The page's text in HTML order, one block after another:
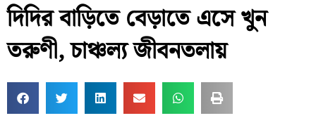
ফুল চাষ ফল চাষ মাছ চাষউত্তর ২৪ পরগনা
দিদির বাড়িতে বেড়াতে এসে খুন
তরুণী, চাঞ্চল্য জীবনতলায়